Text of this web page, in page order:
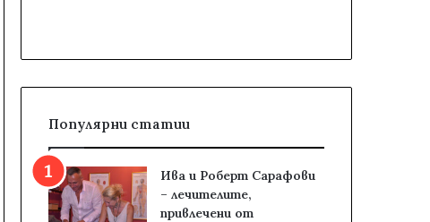
Популярни статии
Ива и Роберт Сарафови
– лечителите,
привлечени от